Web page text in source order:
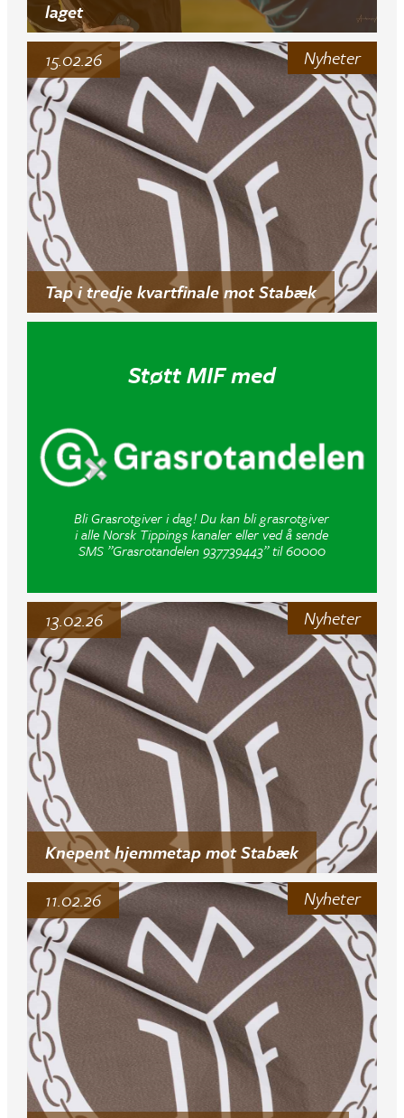
laget
Nyheter
Tap i tredje kvartfinale mot Stabæk
15.02.26
Støtt MIF med
Bli Grasrotgiver i dag! Du kan bli grasrotgiver
i alle Norsk Tippings kanaler eller ved å sende
SMS ”Grasrotandelen 937739443” til 60000
Nyheter
Knepent hjemmetap mot Stabæk
13.02.26
Nyheter
11.02.26